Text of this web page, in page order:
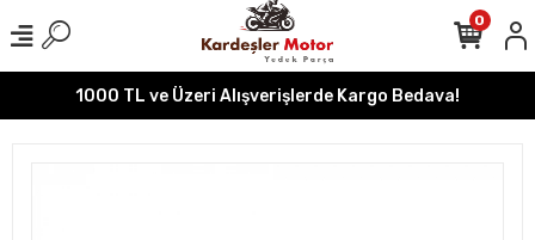
1000 TL ve Üzeri Alışverişlerde Kargo Bedava!
0